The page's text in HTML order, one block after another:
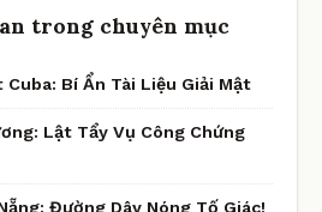
trong chuyên mục
Cuba: Bí Ẩn Tài Liệu Giải Mật
Lật Tẩy Vụ Công Chứng
Đường Dây Nóng Tố Giác!